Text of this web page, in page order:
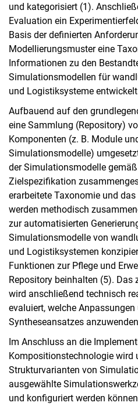
und kategorisiert (1).
Evaluation ein
Basis der definierten
Modellierungsmuster eine
Informationen zu den
Simulationsmodellen für
und Logistiksysteme
Aufbauend auf den
eine Sammlung (Repository)
Komponenten (z. B. Module
Simulationsmodelle)
der Simulationsmodelle
Zielspezifikation
erarbeitete Taxonomie und
werden methodisch
zur automatisierten
Simulationsmodelle von
und Logistiksystemen
Funktionen zur Pflege und
Repository beinhalten (5). Das
wird anschließend technisch
evaluiert, welche
Syntheseansatzes
Im Anschluss an die
Kompositionstechnologie wird
Strukturvarianten von
ausgewählte
und konfiguriert werden